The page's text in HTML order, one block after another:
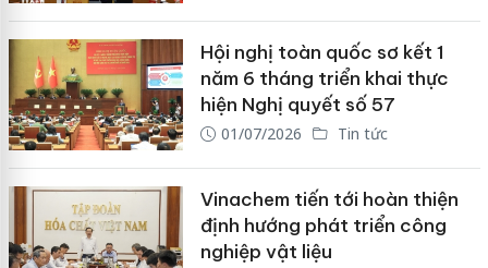
Hội nghị toàn quốc sơ kết 1
năm 6 tháng triển khai thực
hiện Nghị quyết số 57
01/07/2026 Tin tức
Vinachem tiến tới hoàn thiện
định hướng phát triển công
nghiệp vật liệu